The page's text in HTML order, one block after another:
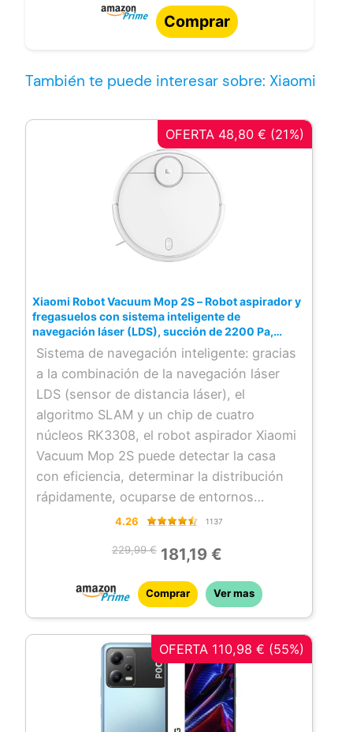
Comprar
También te puede interesar sobre: Xiaomi
OFERTA 48,80 € (21%)
Xiaomi Robot Vacuum Mop 2S – Robot aspirador y
fregasuelos con sistema inteligente de
navegación láser (LDS), succión de 2200 Pa,
fregado en Y, 2600 mAh, App Mi Home, Alexa y
Google Assistant
Sistema de navegación inteligente: gracias
a la combinación de la navegación láser
LDS (sensor de distancia láser), el
algoritmo SLAM y un chip de cuatro
núcleos RK3308, el robot aspirador Xiaomi
Vacuum Mop 2S puede detectar la casa
con eficiencia, determinar la distribución
rápidamente, ocuparse de entornos
complejos con facilidad y tanto crear como
con sensores multidireccionales de
precisión, el robot aspirador percibe el
entorno complejo en tiempo real
Aspirado y fregado de una sola pasada:
dispone de varios modos de aspirado y
fregado para limpiar tu casa con eficiencia
y adaptarse a tus necesidades; su potencia
de succión de hasta 2000 Pa permite
aspirar todo tipo de suciedad, partículas
4.26 1137
229,99 € 181,19 €
Comprar Ver mas
OFERTA 110,98 € (55%)